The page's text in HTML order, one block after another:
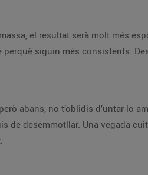
el resultat serà molt més
siguin més consistents.
abans, no t’oblidis d’untar-lo
de desemmotllar. Una vegada